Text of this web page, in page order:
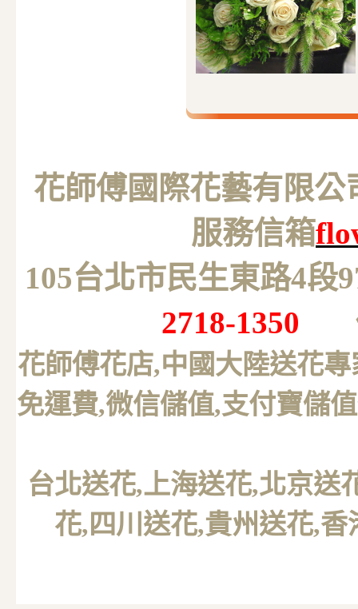
花師傅國際花藝有限
服務信箱
105台北市民生東路4
2718-1350
花師傅花店,中國大陸送花
免運費,微信儲值,支付寶儲
台北送花,上海送花,北京送
花,四川送花,貴州送花,